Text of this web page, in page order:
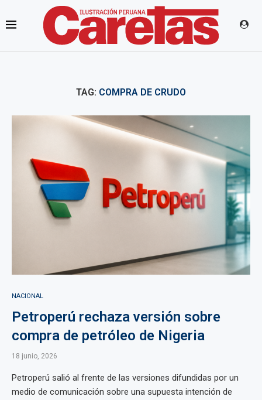
TAG: COMPRA DE CRUDO
NACIONAL
Petroperú rechaza versión sobre
compra de petróleo de Nigeria
18 junio, 2026
Petroperú salió al frente de las versiones difundidas por un
medio de comunicación sobre una supuesta intención de